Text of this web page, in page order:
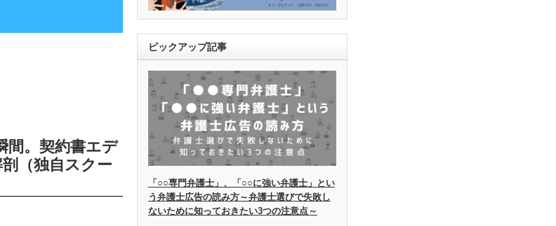
間。契約書エデ
（独自スクー
ピックアップ記事
「○○専門弁護士」、「○○に強い弁護士」とい
う弁護士広告の読み方～弁護士選びで失敗し
ないために知っておきたい3つの注意点～